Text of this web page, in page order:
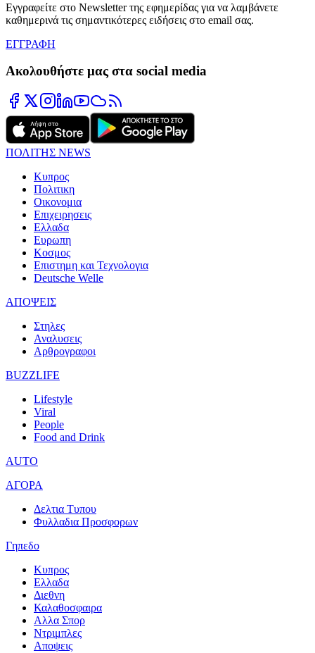
Εγγραφείτε στο Newsletter της εφημερίδας για να λαμβάνετε
καθημερινά τις σημαντικότερες ειδήσεις στο email σας.
ΕΓΓΡΑΦΗ
Ακολουθήστε μας στα social media
ΠΟΛΙΤΗΣ NEWS
Κυπρος
Πολιτικη
Οικονομια
Επιχειρησεις
Ελλαδα
Ευρωπη
Κοσμος
Επιστημη και Τεχνολογια
Deutsche Welle
ΑΠΟΨΕΙΣ
Στηλες
Αναλυσεις
Αρθρογραφοι
BUZZLIFE
Lifestyle
Viral
People
Food and Drink
AUTO
ΑΓΟΡΑ
Δελτια Τυπου
Φυλλαδια Προσφορων
Γηπεδο
Κυπρος
Ελλαδα
Διεθνη
Καλαθοσφαιρα
Αλλα Σπορ
Ντριμπλες
Αποψεις